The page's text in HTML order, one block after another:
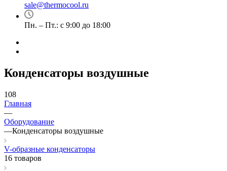
sale@thermocool.ru
Пн. – Пт.: с 9:00 до 18:00
Конденсаторы воздушные
108
Главная
—
Оборудование
—Конденсаторы воздушные
V-образные конденсаторы
16 товаров